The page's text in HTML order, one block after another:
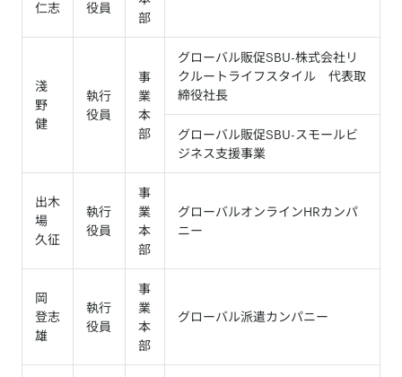
仁志 役員
部
淺
野
健
執行
役員
事
業
本
部
グローバル販促SBU-株式会社リ
クルートライフスタイル 代表取
締役社長
グローバル販促SBU-スモールビ
ジネス支援事業
出木
場
久征
執行
役員
事
業
本
部
グローバルオンラインHRカンパ
ニー
岡
登志
雄
執行
役員
事
業
本
部
グローバル派遣カンパニー